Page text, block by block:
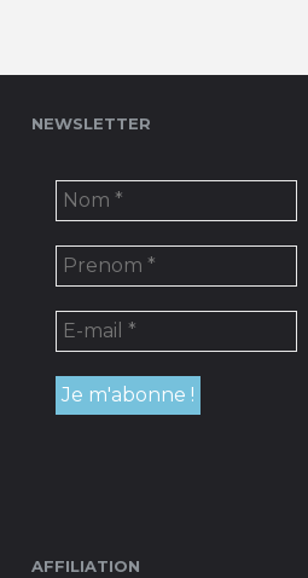
NEWSLETTER
AFFILIATION